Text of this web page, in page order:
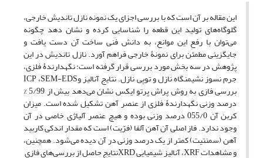
این مقاله بر آن است که با بررسی اجزای یک نمونه نازل تاندیش خارجی،
گلوگاه‌های تولید این قطعه را شناسایی کرده و نشان دهد چگونه
می‌توان با رفع این موانع، به دانش فنی ساخت آن دست یافت و
جایگزینی مطمئن برای نمونۀ خارجی فراهم آورد. نازل تاندیش در این
پژوهش در سه بخش مورد بررسی قرار گرفته است: نگهدارندۀ فلزی،
جرم نسوز نشیمنگاه نازل و توپی نازل. نتایج آنالیز ICP،SEM-EDSو
بررسی فازی به روش پراش پرتو ایکس نشان می‌دهد بیش از 5/99 %
درصد وزنی نگهدارندۀ فلزی از عنصر آهن تشکیل شده است. میزان
کربن آن 055/0 درصد وزنی بوده و هیچ عنصر آلیاژی خاصی در آن
وجود ندارد. فاز اصلی آن آهن آلفا (فرّیت) است که مقدار اندکی کاربید
آهن (سمنتیت) کمتر از یک درصد وزنی در آن دیده می‌شود. همچنین،
نتایج حاصل از بررسی‌های فازیXRD، آنالیز شیمیاییXRFو مشاهدات